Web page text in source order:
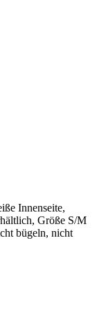
Innenseite,
Größe S/M
bügeln, nicht